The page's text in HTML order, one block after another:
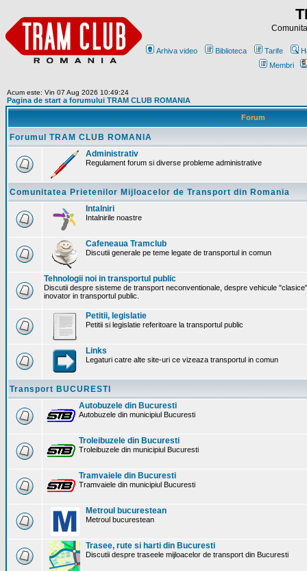
Arhiva video Biblioteca Tarife
Membri
Acum este: Vin 07 Aug 2026 10:49:24
Pagina de start a forumului TRAM CLUB ROMANIA
Forum
Forumul TRAM CLUB ROMANIA
Administrativ
Regulament forum si diverse probleme administrative
Comunitatea Prietenilor Mijloacelor de Transport din Romania
Intalniri
Intalnirile noastre
Cafeneaua Tramclub
Discutii generale pe teme legate de transportul in comun
Tehnologii noi in transportul public
Discutii despre sisteme de transport neconventionale, despre vehicule
inovator in transportul public.
Petitii, legislatie
Petitii si legislatie referitoare la transportul public
Links
Legaturi catre alte site-uri ce vizeaza transportul in comun
Transport BUCURESTI
Autobuzele din Bucuresti
Autobuzele din municipiul Bucuresti
Troleibuzele din Bucuresti
Troleibuzele din municipiul Bucuresti
Tramvaiele din Bucuresti
Tramvaiele din municipiul Bucuresti
Metroul bucurestean
Metroul bucurestean
Trasee, rute si harti din Bucuresti
Discutii despre traseele mijloacelor de transport din Bucuresti